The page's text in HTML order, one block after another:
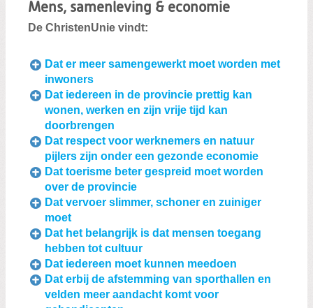
Mens, samenleving & economie
De ChristenUnie vindt:
Dat er meer samengewerkt moet worden met
inwoners
Dat iedereen in de provincie prettig kan
wonen, werken en zijn vrije tijd kan
doorbrengen
Dat respect voor werknemers en natuur
pijlers zijn onder een gezonde economie
Dat toerisme beter gespreid moet worden
over de provincie
Dat vervoer slimmer, schoner en zuiniger
moet
Dat het belangrijk is dat mensen toegang
hebben tot cultuur
Dat iedereen moet kunnen meedoen
Dat erbij de afstemming van sporthallen en
velden meer aandacht komt voor